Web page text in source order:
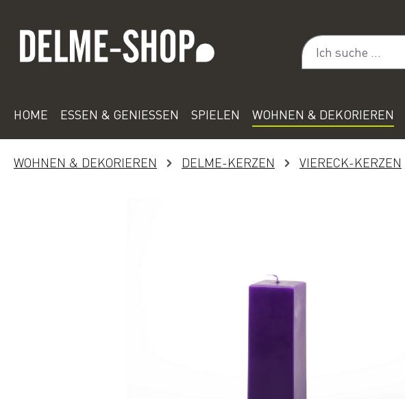
HOME ESSEN & GENIESSEN SPIELEN WOHNEN & DEKORIEREN
WOHNEN & DEKORIEREN DELME-KERZEN VIERECK-KERZEN